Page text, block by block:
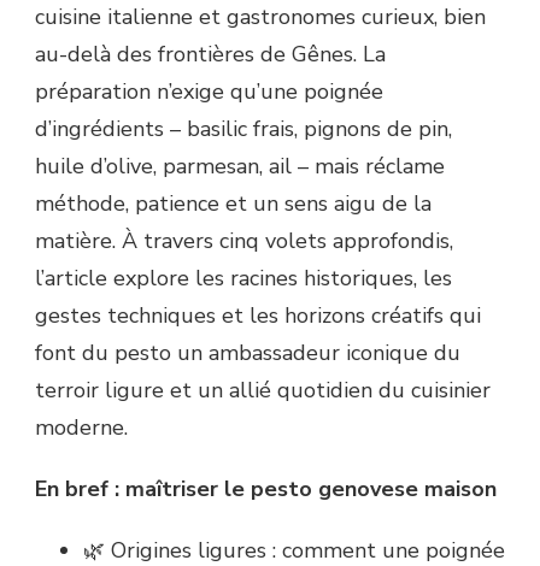
cuisine italienne et gastronomes curieux, bien
au-delà des frontières de Gênes. La
préparation n’exige qu’une poignée
d’ingrédients – basilic frais, pignons de pin,
huile d’olive, parmesan, ail – mais réclame
méthode, patience et un sens aigu de la
matière. À travers cinq volets approfondis,
l’article explore les racines historiques, les
gestes techniques et les horizons créatifs qui
font du pesto un ambassadeur iconique du
terroir ligure et un allié quotidien du cuisinier
moderne.
En bref : maîtriser le pesto genovese maison
🌿 Origines ligures : comment une poignée